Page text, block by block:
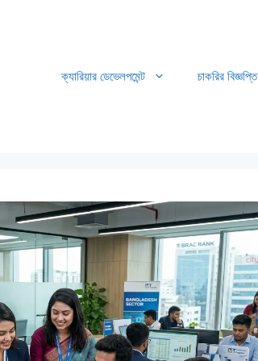
ক্যারিয়ার ডেভেলপমেন্ট চাকরির বিজ্ঞপ্তি